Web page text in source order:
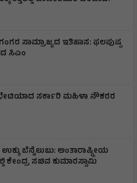
ಸಾಮ್ರಾಜ್ಯದ ಇತಿಹಾಸ: ಫಲಪುಷ್ಪ
ಸಿಎಂ
ಸರ್ಕಾರಿ ಮಹಿಳಾ ನೌಕರರ
ಉಕ್ಕು ಬೆನ್ನೆಲುಬು: ಅಂತಾರಾಷ್ಟ್ರೀಯ
ಕೇಂದ್ರ ಸಚಿವ ಕುಮಾರಸ್ವಾಮಿ